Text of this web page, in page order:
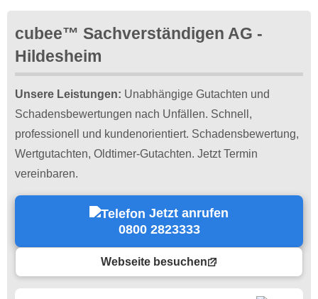
cubee™ Sachverständigen AG -
Hildesheim
Unsere Leistungen: Unabhängige Gutachten und
Schadensbewertungen nach Unfällen. Schnell,
professionell und kundenorientiert. Schadensbewertung,
Wertgutachten, Oldtimer-Gutachten. Jetzt Termin
vereinbaren.
Jetzt anrufen
0800 2823333
Webseite besuchen